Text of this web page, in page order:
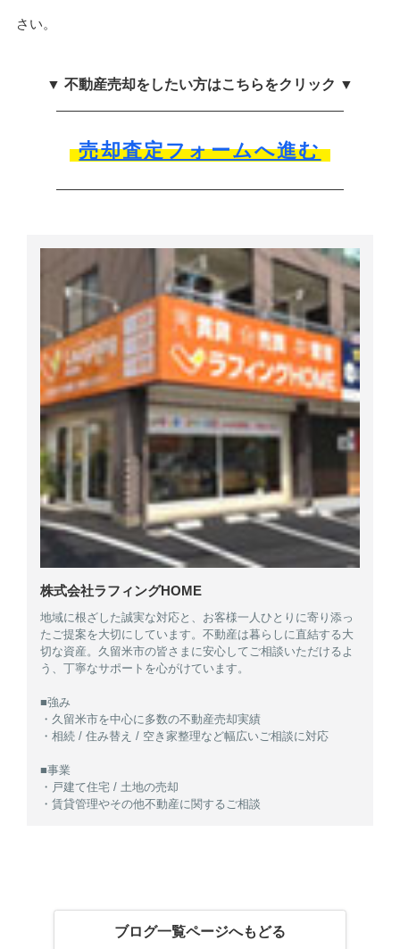
さい。
▼ 不動産売却をしたい方はこちらをクリック ▼
売却査定フォームへ進む
株式会社ラフィングHOME
地域に根ざした誠実な対応と、お客様一人ひとりに寄り添っ
たご提案を大切にしています。不動産は暮らしに直結する大
切な資産。久留米市の皆さまに安心してご相談いただけるよ
う、丁寧なサポートを心がけています。
■強み
・久留米市を中心に多数の不動産売却実績
・相続 / 住み替え / 空き家整理など幅広いご相談に対応
■事業
・戸建て住宅 / 土地の売却
・賃貸管理やその他不動産に関するご相談
ブログ一覧ページへもどる